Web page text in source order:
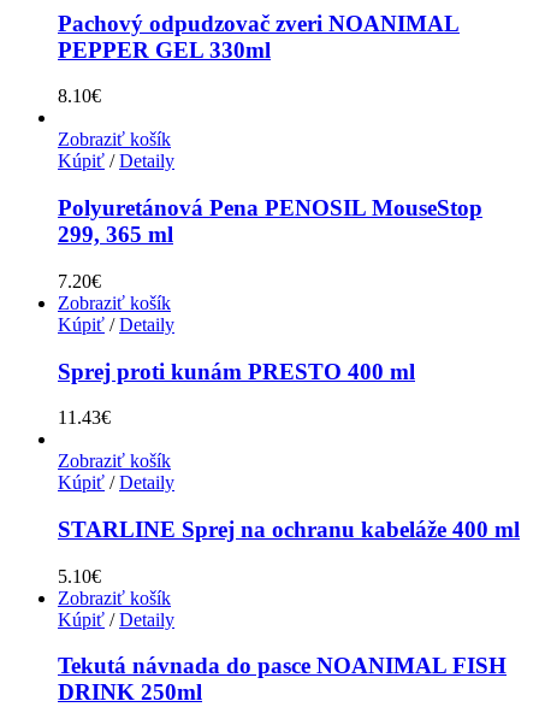
Pachový odpudzovač zveri NOANIMAL
PEPPER GEL 330ml
8.10€
Zobraziť košík
Kúpiť / Detaily
Polyuretánová Pena PENOSIL MouseStop
299, 365 ml
7.20€
Zobraziť košík
Kúpiť / Detaily
Sprej proti kunám PRESTO 400 ml
11.43€
Zobraziť košík
Kúpiť / Detaily
STARLINE Sprej na ochranu kabeláže 400 ml
5.10€
Zobraziť košík
Kúpiť / Detaily
Tekutá návnada do pasce NOANIMAL FISH
DRINK 250ml